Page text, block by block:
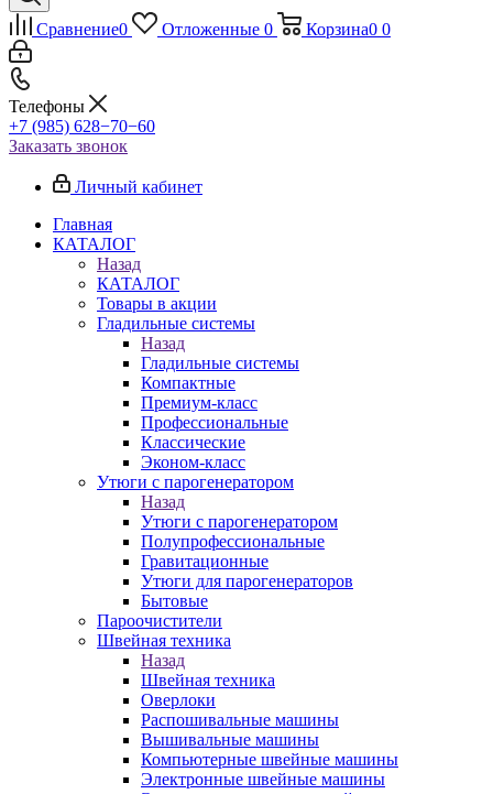
Сравнение0 Отложенные 0 Корзина0 0
Телефоны
+7 (985) 628−70−60
Заказать звонок
Личный кабинет
Главная
КАТАЛОГ
Назад
КАТАЛОГ
Товары в акции
Гладильные системы
Назад
Гладильные системы
Компактные
Премиум-класс
Профессиональные
Классические
Эконом-класс
Утюги с парогенератором
Назад
Утюги с парогенератором
Полупрофессиональные
Гравитационные
Утюги для парогенераторов
Бытовые
Пароочистители
Швейная техника
Назад
Швейная техника
Оверлоки
Распошивальные машины
Вышивальные машины
Компьютерные швейные машины
Электронные швейные машины